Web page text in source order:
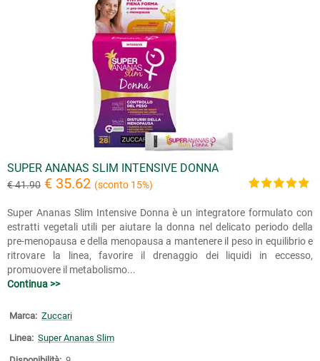
SUPER ANANAS SLIM INTENSIVE DONNA
€ 41.90 € 35.62 (sconto 15%)
Super Ananas Slim Intensive Donna è un integratore formulato con
estratti vegetali utili per aiutare la donna nel delicato periodo della
pre-menopausa e della menopausa a mantenere il peso in equilibrio e
ritrovare la linea, favorire il drenaggio dei liquidi in eccesso,
promuovere il metabolismo...
Continua >>
Marca: Zuccari
Linea: Super Ananas Slim